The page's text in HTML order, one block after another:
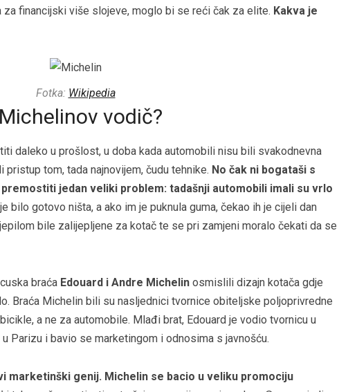
financijski više slojeve, moglo bi se reći čak za elite. Kakva je
Fotka: Wikipedia
vodič?
daleko u prošlost, u doba kada automobili nisu bili svakodnevna
tom, tada najnovijem, čudu tehnike. No čak ni bogataši s
jedan veliki problem: tadašnji automobili imali su vrlo
bilo gotovo ništa, a ako im je puknula guma, čekao ih je cijeli dan
bile zalijepljene za kotač te se pri zamjeni moralo čekati da se
braća Edouard i Andre Michelin osmislili dizajn kotača gdje
Braća Michelin bili su nasljednici tvornice obiteljske poljoprivredne
a ne za automobile. Mlađi brat, Edouard je vodio tvornicu u
Parizu i bavio se marketingom i odnosima s javnošću.
marketinški genij. Michelin se bacio u veliku promociju